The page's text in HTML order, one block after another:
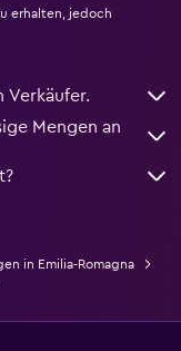
erhalten, jedoch
Mengen an
in Emilia-Romagna